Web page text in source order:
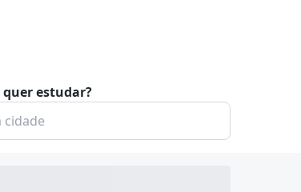
quer estudar?